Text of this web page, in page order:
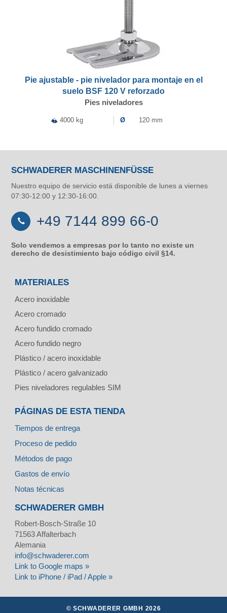
Pie ajustable - pie nivelador para montaje en el
suelo BSF 120 V reforzado
Pies niveladores
4000 kg Ø 120 mm
SCHWADERER MASCHINENFÜSSE
Nuestro equipo de servicio está disponible de lunes a viernes
07:30-12:00 y 12:30-16:00.
+49 7144 899 66-0
Solo vendemos a empresas por lo tanto no existe un
derecho de desistimiento bajo código civil §14.
MATERIALES
Acero inoxidable
Acero cromado
Acero fundido cromado
Acero fundido negro
Plástico / acero inoxidable
Plástico / acero galvanizado
Pies niveladores regulables SIM
PÁGINAS DE ESTA TIENDA
Tiempos de entrega
Proceso de pedido
Métodos de pago
Gastos de envío
Notas técnicas
SCHWADERER GMBH
Robert-Bosch-Straße 10
71563Affalterbach
Alemania
info@schwaderer.com
Link to Google maps »
Link to iPhone / iPad / Apple »
© SCHWADERER GMBH 2026